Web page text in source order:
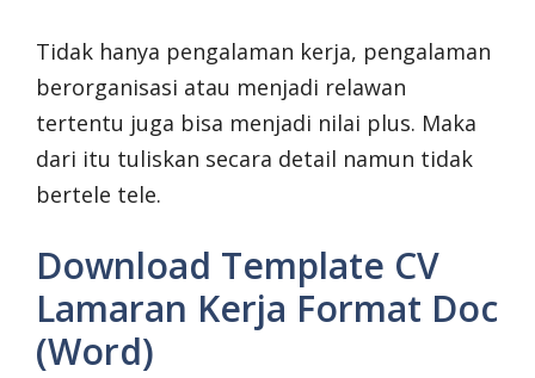
Tidak hanya pengalaman kerja, pengalaman
berorganisasi atau menjadi relawan
tertentu juga bisa menjadi nilai plus. Maka
dari itu tuliskan secara detail namun tidak
bertele tele.
Download Template CV
Lamaran Kerja Format Doc
(Word)